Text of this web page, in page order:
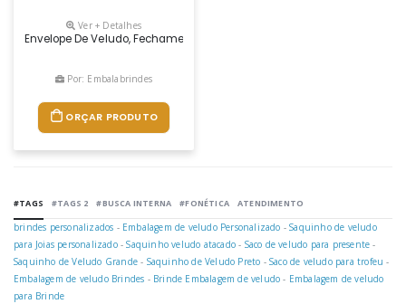
Ver + Detalhes
Envelope De Veludo, Fechamento Com Velcro.
Por: Embalabrindes
ORÇAR PRODUTO
#TAGS #TAGS 2 #BUSCA INTERNA #FONÉTICA ATENDIMENTO
brindes personalizados - Embalagem de veludo Personalizado -Saquinho de veludo
para Joias personalizado-Saquinho veludo atacado - Saco de veludo para presente -
Saquinho de Veludo Grande - Saquinho de Veludo Preto -Saco de veludo para trofeu -
Embalagem de veludo Brindes - Brinde Embalagem de veludo - Embalagem de veludo
para Brinde